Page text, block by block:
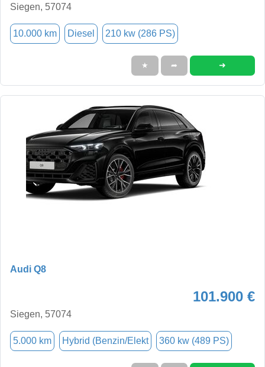
Siegen, 57074
10.000 km Diesel 210 kw (286 PS)
★ ➦ ➜
Audi Q8
101.900 €
Siegen, 57074
5.000 km Hybrid (Benzin/Elekt 360 kw (489 PS)